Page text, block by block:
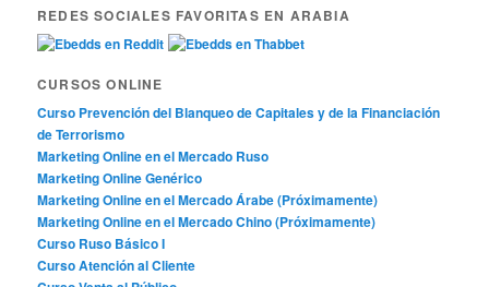
REDES SOCIALES FAVORITAS EN ARABIA
CURSOS ONLINE
Curso Prevención del Blanqueo de Capitales y de la Financiación
de Terrorismo
Marketing Online en el Mercado Ruso
Marketing Online Genérico
Marketing Online en el Mercado Árabe (Próximamente)
Marketing Online en el Mercado Chino (Próximamente)
Curso Ruso Básico I
Curso Atención al Cliente